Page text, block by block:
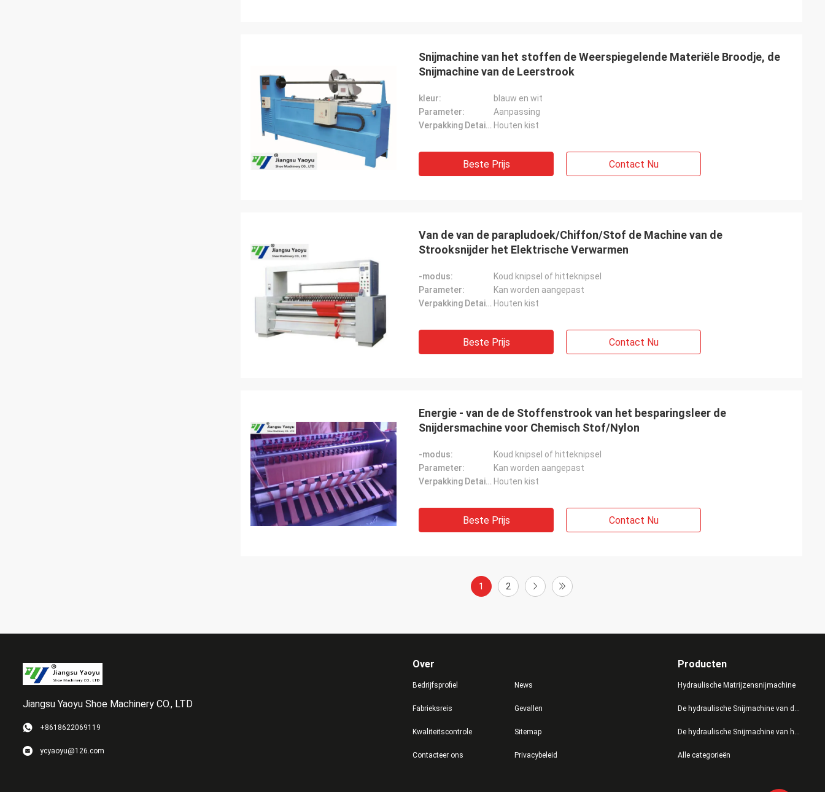
Snijmachine van het stoffen de Weerspiegelende Materiële Broodje, de
Snijmachine van de Leerstrook
kleur:
blauw en wit
Parameter:
Aanpassing
Verpakking Details: Houten kist
Beste Prijs Contact Nu
Van de van de parapludoek/Chiffon/Stof de Machine van de
Strooksnijder het Elektrische Verwarmen
-modus:
Koud knipsel of hitteknipsel
Parameter:
Kan worden aangepast
Verpakking Details: Houten kist
Beste Prijs Contact Nu
Energie - van de de Stoffenstrook van het besparingsleer de
Snijdersmachine voor Chemisch Stof/Nylon
-modus:
Koud knipsel of hitteknipsel
Parameter:
Kan worden aangepast
Verpakking Details: Houten kist
Beste Prijs Contact Nu
1 2
Jiangsu Yaoyu Shoe Machinery CO., LTD
+8618622069119
ycyaoyu@126.com
Over
Bedrijfsprofiel
Fabrieksreis
Kwaliteitscontrole
Contacteer ons
News
Gevallen
Sitemap
Privacybeleid
Producten
Hydraulische Matrijzensnijmachine
De hydraulische Snijmachine van de Persmatrijs
De hydraulische Snijmachine van het Schommelingswapen
Alle categorieën